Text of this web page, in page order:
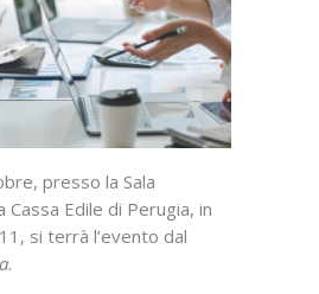
presso la Sala
Cassa Edile di Perugia, in
si terrà l’evento dal